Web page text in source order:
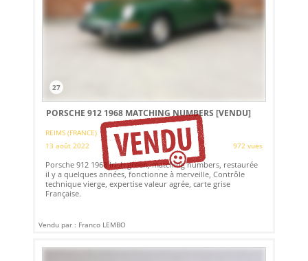
27
PORSCHE 912 1968 MATCHING NUMBERS [VENDU]
REIMS (FRANCE)
13 août 2022
972 vues
Porsche 912 1968 Irish green, matching numbers, restaurée
il y a quelques années, fonctionne à merveille, Contrôle
technique vierge, expertise valeur agrée, carte grise
Française.
Vendu par : Franco LEMBO